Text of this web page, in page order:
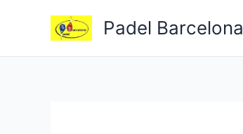
contenido
Padel Barcelona